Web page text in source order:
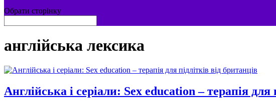
Обрати сторінку
англійська лексика
Англійська і серіали: Sex education – терапія для